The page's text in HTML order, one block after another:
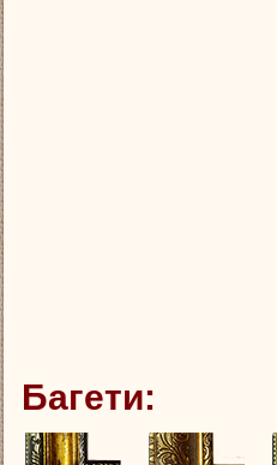
Багети: